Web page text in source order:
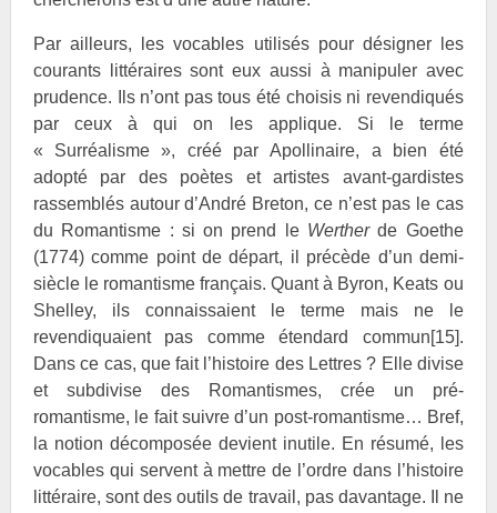
Par ailleurs, les vocables utilisés pour désigner les
courants littéraires sont eux aussi à manipuler avec
prudence. Ils n’ont pas tous été choisis ni revendiqués
par ceux à qui on les applique. Si le terme
« Surréalisme », créé par Apollinaire, a bien été
adopté par des poètes et artistes avant-gardistes
rassemblés autour d’André Breton, ce n’est pas le cas
du Romantisme : si on prend le Wertherde Goethe
(1774) comme point de départ, il précède d’un demi-
siècle le romantisme français. Quant à Byron, Keats ou
Shelley, ils connaissaient le terme mais ne le
revendiquaient pas comme étendard commun[15].
Dans ce cas, que fait l’histoire des Lettres ? Elle divise
et subdivise des Romantismes, crée un pré-
romantisme, le fait suivre d’un post-romantisme… Bref,
la notion décomposée devient inutile. En résumé, les
vocables qui servent à mettre de l’ordre dans l’histoire
littéraire, sont des outils de travail, pas davantage. Il ne